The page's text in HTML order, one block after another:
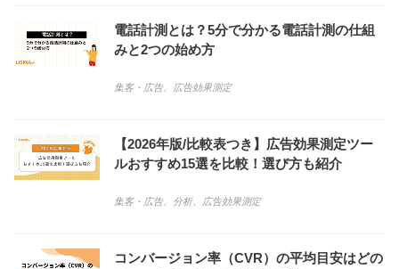
電話計測とは？5分で分かる電話計測の仕組
みと2つの始め方
集客・広告、 広告効果測定
【2026年版/比較表つき】広告効果測定ツー
ルおすすめ15選を比較！選び方も紹介
集客・広告、 分析、 広告効果測定
コンバージョン率（CVR）の平均目安はどの